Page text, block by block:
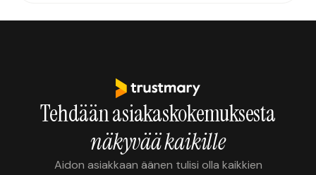
Tehdään asiakaskokemuksesta
näkyvää kaikille
Aidon asiakkaan äänen tulisi olla kaikkien